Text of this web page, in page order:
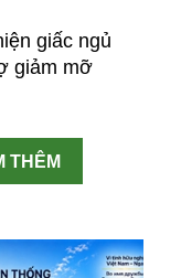
giấc ngủ
giảm mỡ
THÊM